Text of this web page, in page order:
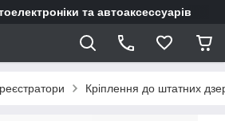
та автоаксессуарів
Кріплення до штатних